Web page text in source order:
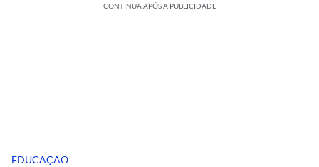
CONTINUA APÓS A PUBLICIDADE
EDUCAÇÃO